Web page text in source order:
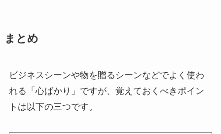
まとめ
ビジネスシーンや物を贈るシーンなどでよく使わ
れる「心ばかり」ですが、覚えておくべきポイン
トは以下の三つです。